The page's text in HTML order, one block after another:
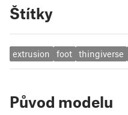
Štítky
extrusion foot thingiverse
Původ modelu